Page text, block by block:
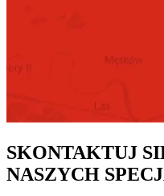
SKONTAKTUJ
NASZYCH